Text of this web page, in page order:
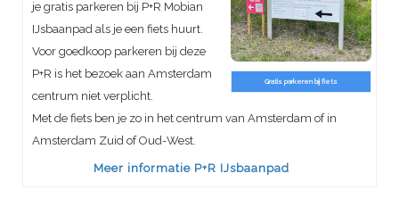
Gratis parkeren bij fiets
je gratis parkeren bij P+R Mobian
IJsbaanpad als je een fiets huurt.
Voor goedkoop parkeren bij deze
P+R is het bezoek aan Amsterdam
centrum niet verplicht.
Met de fiets ben je zo in het centrum van Amsterdam of in
Amsterdam Zuid of Oud-West.
Meer informatie P+R IJsbaanpad